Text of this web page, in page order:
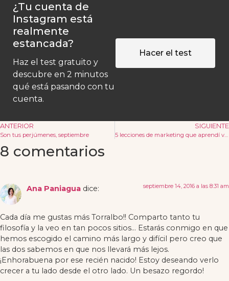
¿Tu cuenta de
Instagram está
realmente
estancada?
Haz el test gratuito y
descubre en 2 minutos
qué está pasando con tu
cuenta.
Hacer el test
ANTERIOR
Son tus perjúmenes, septiembre
SIGUIENTE
5 lecciones de marketing que aprendí viendo Stranger Things
8 comentarios
Ana Paniagua dice: septiembre 14, 2016 a las 8:31 am
Cada día me gustas más Torralbo!! Comparto tanto tu
filosofía y la veo en tan pocos sitios… Estarás conmigo en que
hemos escogido el camino más largo y difícil pero creo que
las dos sabemos en que nos llevará más lejos.
¡Enhorabuena por ese recién nacido! Estoy deseando verlo
crecer a tu lado desde el otro lado. Un besazo regordo!